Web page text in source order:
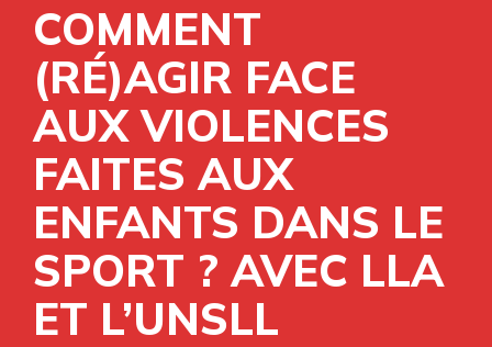
COMMENT
(RÉ)AGIR FACE
AUX VIOLENCES
FAITES AUX
ENFANTS DANS LE
SPORT ? AVEC LLA
ET L’UNSLL